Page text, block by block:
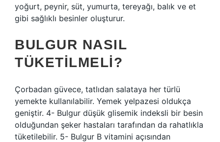
yoğurt, peynir, süt, yumurta, tereyağı, balık ve et
gibi sağlıklı besinler oluşturur.
BULGUR NASIL
TÜKETILMELI?
Çorbadan güvece, tatlıdan salataya her türlü
yemekte kullanılabilir. Yemek yelpazesi oldukça
geniştir. 4- Bulgur düşük glisemik indeksli bir besin
olduğundan şeker hastaları tarafından da rahatlıkla
tüketilebilir. 5- Bulgur B vitamini açısından